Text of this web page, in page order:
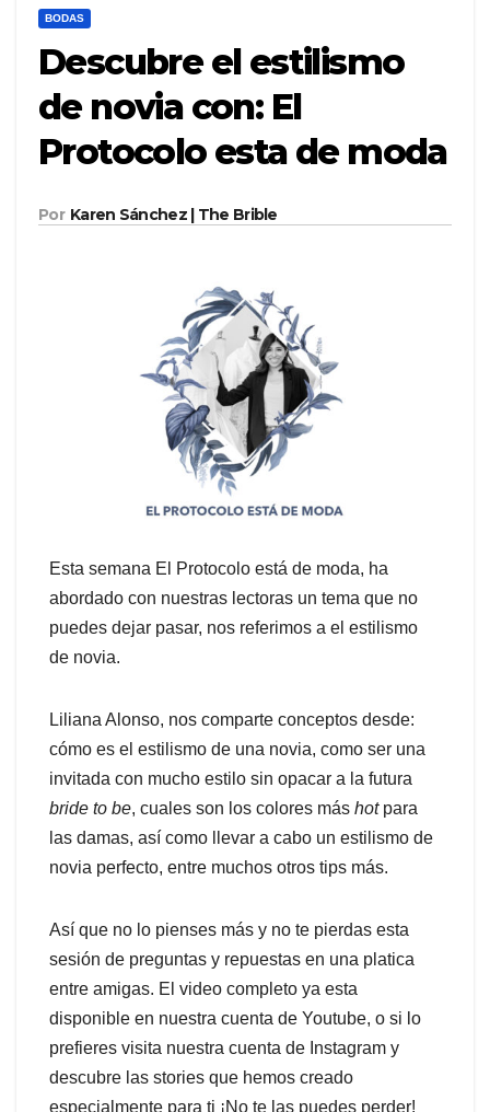
BODAS
Descubre el estilismo
de novia con: El
Protocolo esta de moda
Por Karen Sánchez | The Brible
Esta semana El Protocolo está de moda, ha
abordado con nuestras lectoras un tema que no
puedes dejar pasar, nos referimos a el estilismo
de novia.
Liliana Alonso, nos comparte conceptos desde:
cómo es el estilismo de una novia, como ser una
invitada con mucho estilo sin opacar a la futura
bride to be, cuales son los colores más hotpara
las damas, así como llevar a cabo un estilismo de
novia perfecto, entre muchos otros tips más.
Así que no lo pienses más y no te pierdas esta
sesión de preguntas y repuestas en una platica
entre amigas. El video completo ya esta
disponible en nuestra cuenta de Youtube, o si lo
prefieres visita nuestra cuenta de Instagram y
descubre las stories que hemos creado
especialmente para ti ¡No te las puedes perder!